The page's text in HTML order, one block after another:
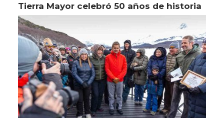
Tierra Mayor celebró 50 años de historia